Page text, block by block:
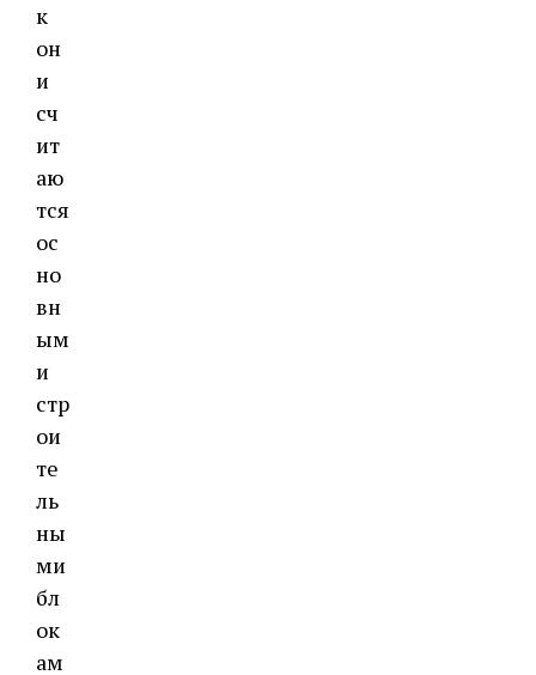
к
он
и
сч
ит
аю
тся
ос
но
вн
ым
и
стр
ои
те
ль
ны
ми
бл
ок
ам